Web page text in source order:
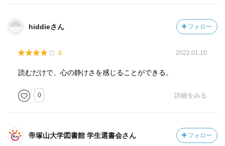
・homeとは一人ひとりが安らかに、はっきりと現れる事が
homeの代替を探してしまう
「しなければいけない」が「しなくてもいい」へ
る」のでなく、自分で「いる」こと
hiddieさん フォロー
4 2022.01.10
読むだけで、心の静けさを感じることができる。
0 詳細をみる
帝塚山大学図書館 学生選書会さん フォロー